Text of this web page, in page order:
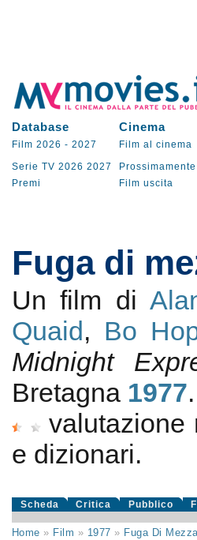
Database Cinema
Film 2026 - 2027 Film al cinema
Serie TV 2026 2027 Prossimamente
Premi
Film uscita
Fuga di
Un film di
Quaid, Bo
Midnight
Bretagna 1977
valutazione
e dizionari.
Scheda Critica Pubblico
Home » Film » 1977 » Fuga Di